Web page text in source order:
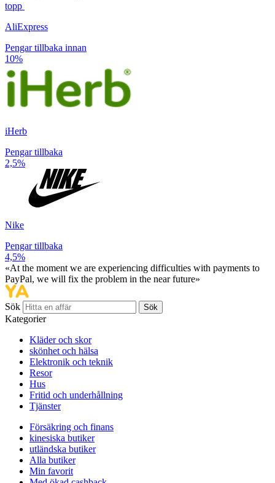
topp
AliExpress
Pengar tillbaka innan
10%
iHerb
Pengar tillbaka
2,5%
Nike
Pengar tillbaka
4,5%
«At the moment we are experiencing difficulties with payments to
PayPal, we will fix the problem in the near future»
Sök Sök
Kategorier
Kläder och skor
skönhet och hälsa
Elektronik och teknik
Resor
Hus
Fritid och underhållning
Tjänster
Försäkring och finans
kinesiska butiker
utländska butiker
Alla butiker
Min favorit